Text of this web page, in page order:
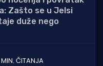
Zašto se u Jelsi
duže nego
MIN. ČITANJA